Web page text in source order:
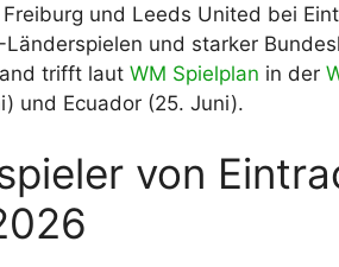
und Leeds United bei
und starker
trifft laut WM Spielplan in der
und Ecuador (25. Juni).
von